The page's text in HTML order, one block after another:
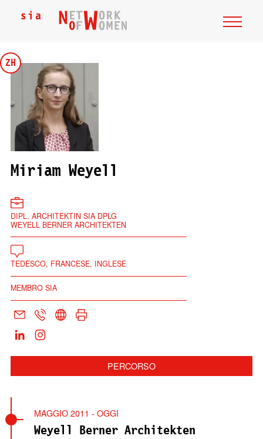
ZH
Miriam Weyell
DIPL. ARCHITEKTIN SIA DPLG
WEYELL BERNER ARCHITEKTEN
TEDESCO, FRANCESE, INGLESE
MEMBRO SIA
PERCORSO
MAGGIO 2011 - OGGI
Weyell Berner Architekten